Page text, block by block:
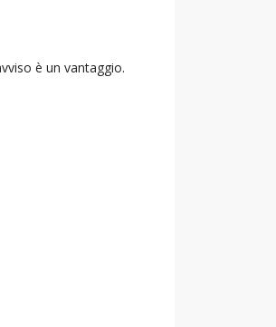
è un vantaggio.